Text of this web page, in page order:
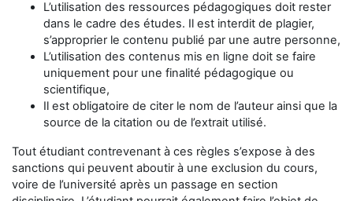
L’utilisation des ressources pédagogiques doit rester
dans le cadre des études. Il est interdit de plagier,
s’approprier le contenu publié par une autre personne,
L’utilisation des contenus mis en ligne doit se faire
uniquement pour une finalité pédagogique ou
scientifique,
Il est obligatoire de citer le nom de l’auteur ainsi que la
source de la citation ou de l’extrait utilisé.
Tout étudiant contrevenant à ces règles s’expose à des
sanctions qui peuvent aboutir à une exclusion du cours,
voire de l’université après un passage en section